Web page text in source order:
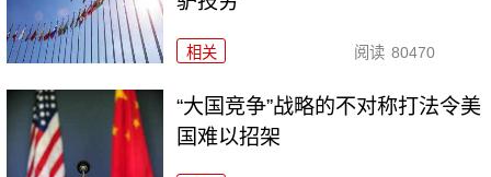
相关 阅读 80470
“大国竞争”战略的不对称打法令美
国难以招架